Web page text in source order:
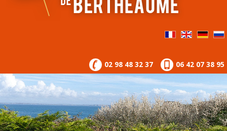
02 98 48 32 37 06 42 07 38 95